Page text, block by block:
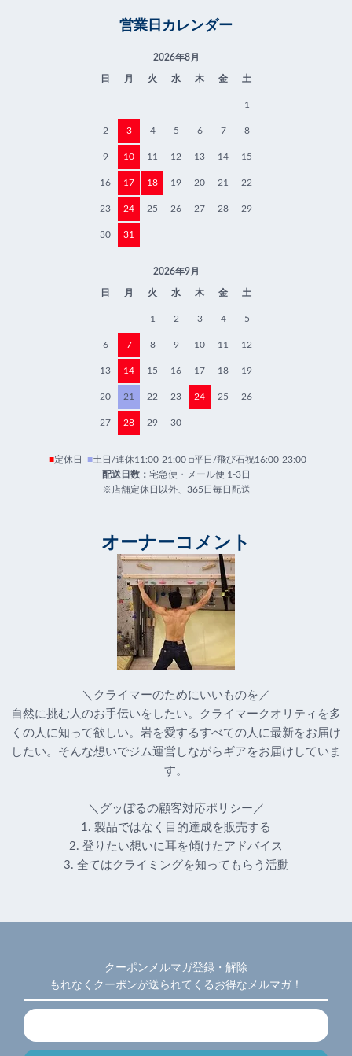
営業日カレンダー
2026年8月
日 月 火 水 木 金 土
1
2 3 4 5 6 7 8
9 10 11 12 13 14 15
16 17 18 19 20 21 22
23 24 25 26 27 28 29
30 31
2026年9月
日 月 火 水 木 金 土
1 2 3 4 5
6 7 8 9 10 11 12
13 14 15 16 17 18 19
20 21 22 23 24 25 26
27 28 29 30
■定休日 ■土日/連休11:00-21:00 □平日/飛び石祝16:00-23:00
配送日数： 宅急便・メール便 1-3日
※店舗定休日以外、365日毎日配送
オーナーコメント
＼クライマーのためにいいものを／
自然に挑む人のお手伝いをしたい。クライマークオリティを多
くの人に知って欲しい。岩を愛するすべての人に最新をお届け
したい。そんな想いでジム運営しながらギアをお届けしていま
す。
＼グッぼるの顧客対応ポリシー／
1. 製品ではなく目的達成を販売する
2. 登りたい想いに耳を傾けたアドバイス
3. 全てはクライミングを知ってもらう活動
クーポンメルマガ登録・解除
もれなくクーポンが送られてくるお得なメルマガ！